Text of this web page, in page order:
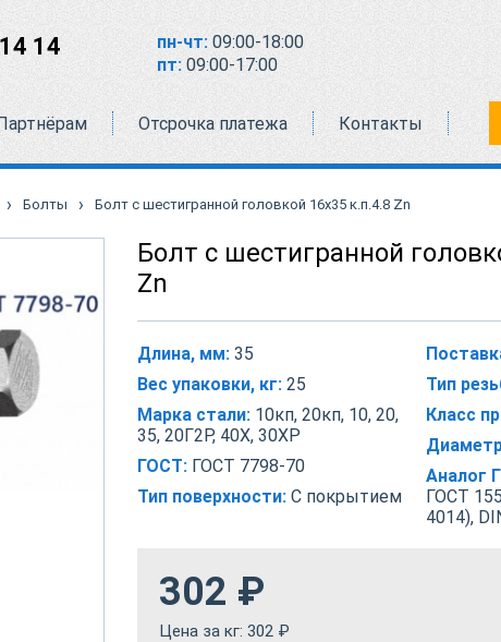
14 пн-чт: 09:00-18:00
пт: 09:00-17:00
Отсрочка платежа Контакты
› Болты › Болт с шестигранной головкой 16х35 к.п.4.8 Zn
Болт с шестигранной
Zn
Длина, мм: 35
Вес упаковки, кг: 25
Марка стали: 10кп, 20кп, 10, 20,
35, 20Г2Р, 40Х, 30ХР
ГОСТ: ГОСТ 7798-70
Тип поверхности: С покрытием
Тип
Класс
Аналог
ГОСТ
4014),
302 ₽
Цена за кг: 302 ₽